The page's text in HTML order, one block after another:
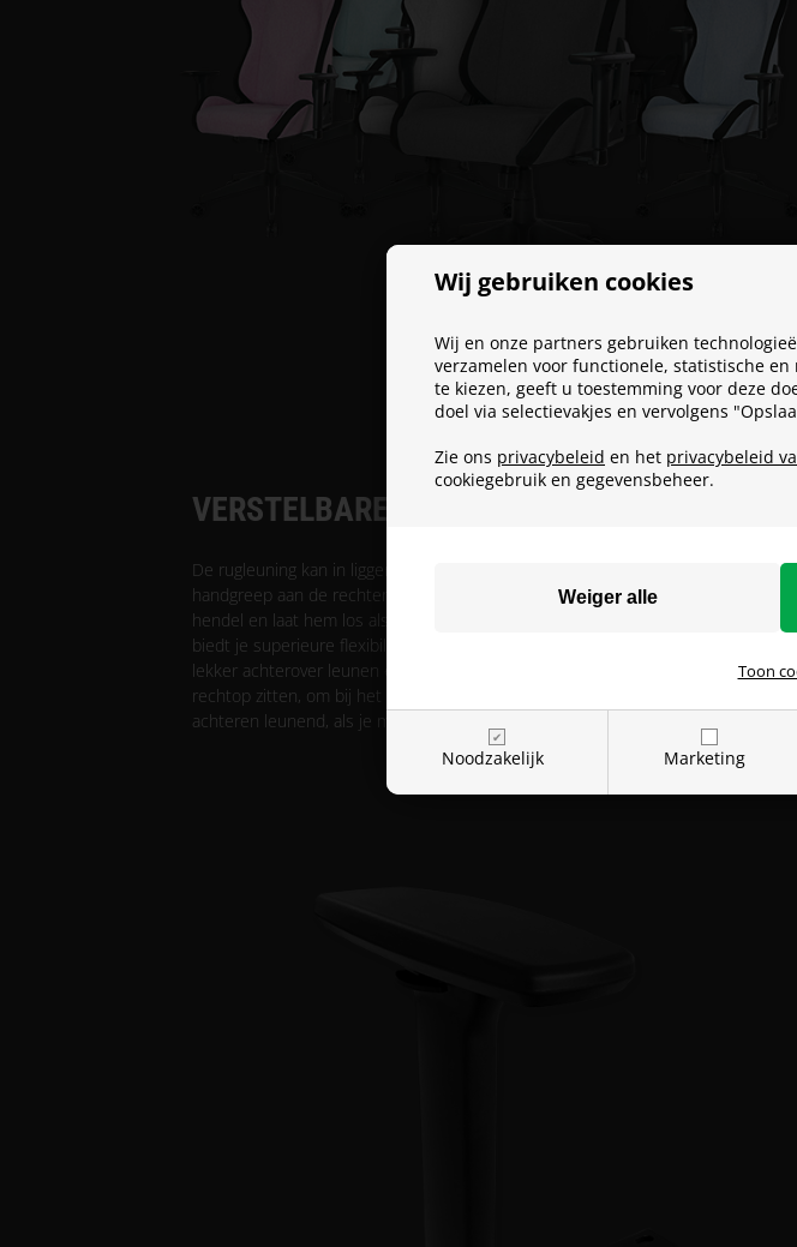
Wij gebruiken cookies
Wij en onze partners gebruiken
verzamelen voor functionele, statistische
te kiezen, geeft u toestemming voor deze
doel via selectievakjes en vervolgens
Zie ons privacybeleid en het privacybeleid
cookiegebruik en gegevensbeheer.
Noodzakelijk Marketing
Toon
VERSTELBARE RUGLEUNING
De rugleuning kan in liggende positie versteld worden met behulp van de
handgreep aan de rechterkant van de zitting. Je trekt eenvoudig aan de
hendel en laat hem los als je de voor jou juiste hoek gevonden hebt. Dit
biedt je superieure flexibiliteit, want je kunt na een lange gamesessie
lekker achterover leunen en ontspannen. Je kunt ook afwisselen tussen
rechtop zitten, om bij het toetsenbord en de muis te kunnen, en naar
achteren leunend, als je met de controller achter je spelcomputer zit.